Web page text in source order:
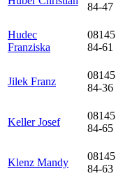
84-47
Hudec
Franziska
08145
84-61
Jilek Franz
08145
84-36
Keller Josef
08145
84-65
Klenz Mandy
08145
84-63